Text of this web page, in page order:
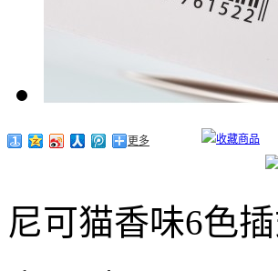
更多 收藏商品
尼可猫香味6色